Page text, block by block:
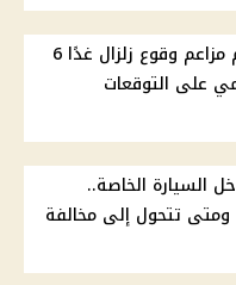
البحوث الفلكية تحسم مزاعم وقوع زلزال غدًا 6
على التوقعات
السيارة الخاصة..
ومتى تتحول إلى مخالفة